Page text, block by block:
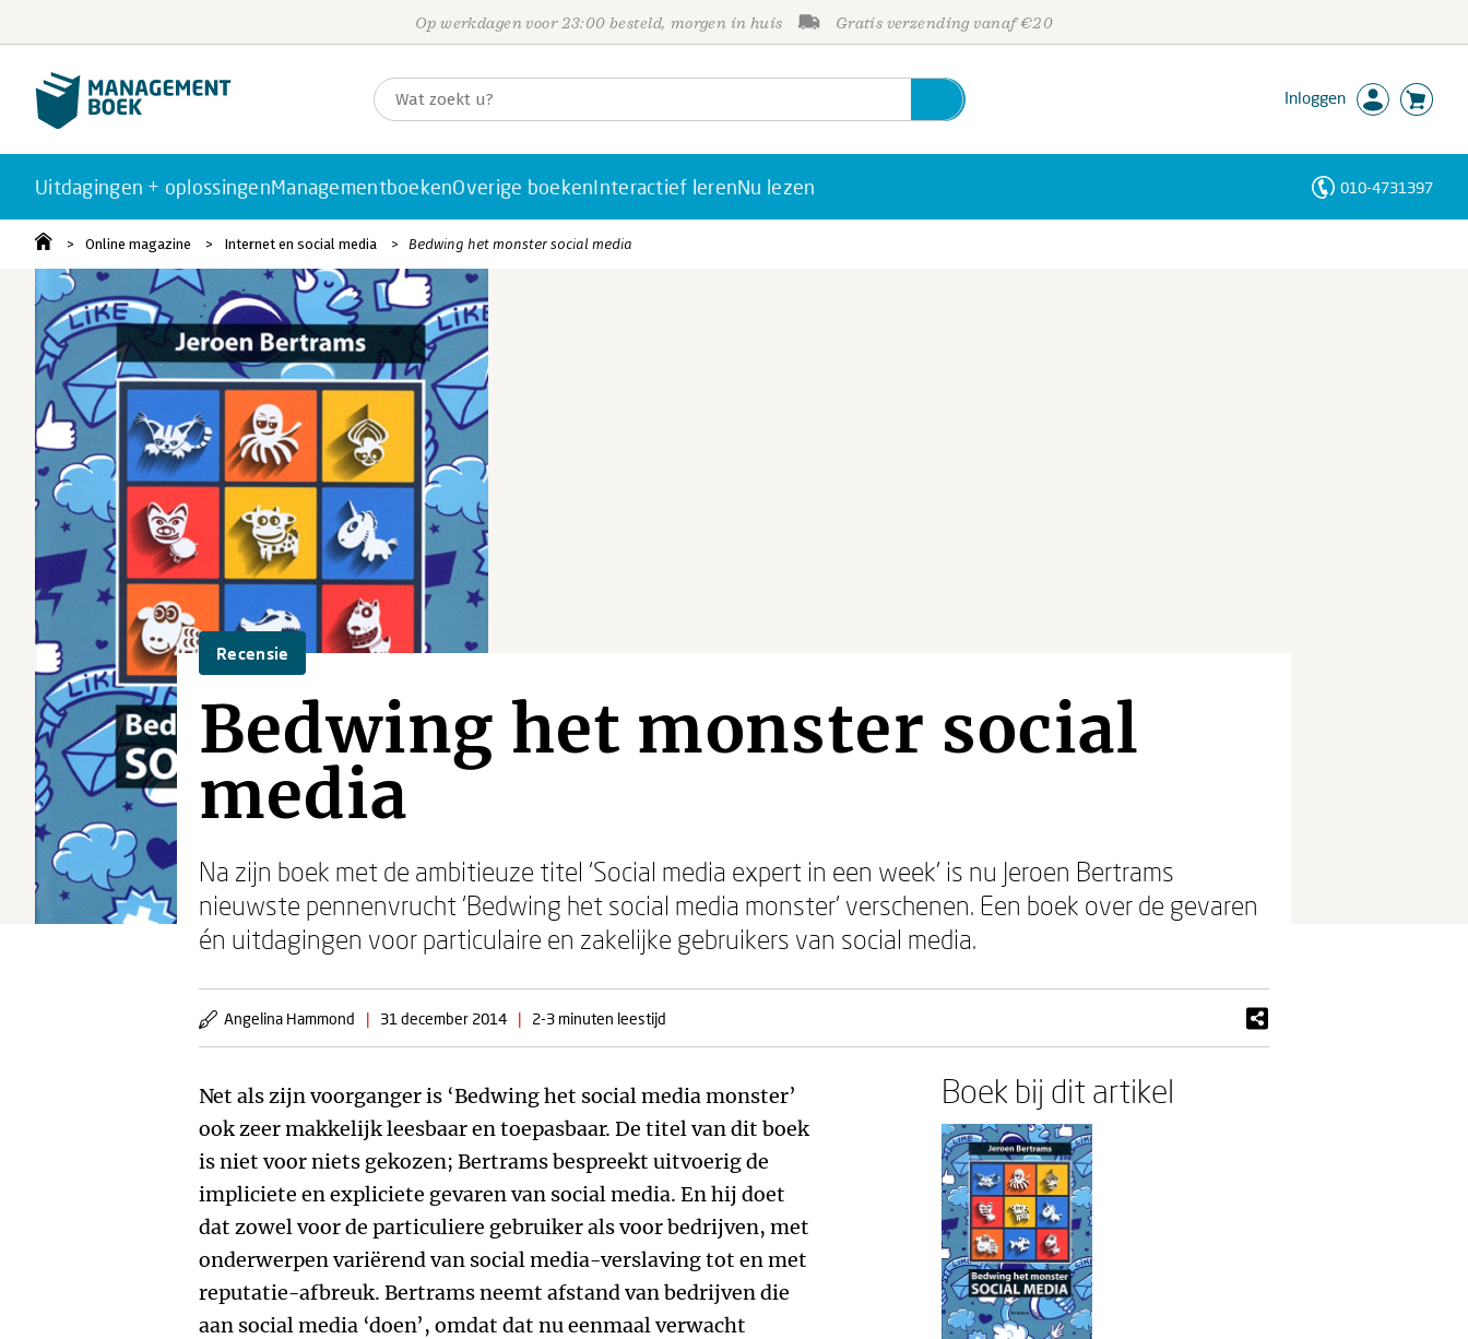
Op werkdagen voor 23:00 besteld, morgen in huis Gratis verzending vanaf €20
Inloggen
Uitdagingen + oplossingenManagementboekenOverige boekenInteractief lerenNu lezen 010-4731397
Online magazine Internet en social media Bedwing het monster social media
Recensie
Bedwing het monster social
media
Na zijn boek met de ambitieuze titel ‘Social media expert in een week’ is nu Jeroen Bertrams
nieuwste pennenvrucht ‘Bedwing het social media monster’ verschenen. Een boek over de gevaren
én uitdagingen voor particulaire en zakelijke gebruikers van social media.
Angelina Hammond | 31 december 2014 | 2-3 minuten leestijd
Net als zijn voorganger is ‘Bedwing het social media monster’
ook zeer makkelijk leesbaar en toepasbaar. De titel van dit boek
is niet voor niets gekozen; Bertrams bespreekt uitvoerig de
impliciete en expliciete gevaren van social media. En hij doet
dat zowel voor de particuliere gebruiker als voor bedrijven, met
onderwerpen variërend van social media-verslaving tot en met
reputatie-afbreuk. Bertrams neemt afstand van bedrijven die
aan social media ‘doen’, omdat dat nu eenmaal verwacht
Boek bij dit artikel
Personen